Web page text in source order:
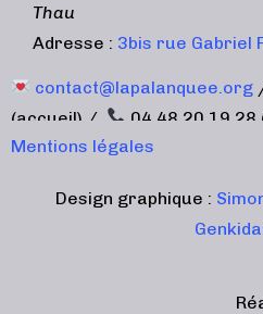
Thau
Adresse : 3bis rue Gabriel
contact@lapalanquee.org
(accueil) /
04 48 20 19 28
Mentions légales
Design graphique :